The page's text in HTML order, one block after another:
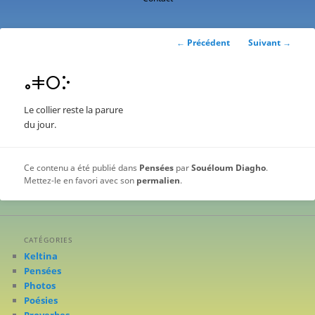
Navigation
← Précédent Suivant →
ⴰⵐⵔⴾ
Le collier reste la parure
du jour.
Ce contenu a été publié dans Pensées parSouéloum Diagho.
Mettez-le en favori avec son permalien.
CATÉGORIES
Keltina
Pensées
Photos
Poésies